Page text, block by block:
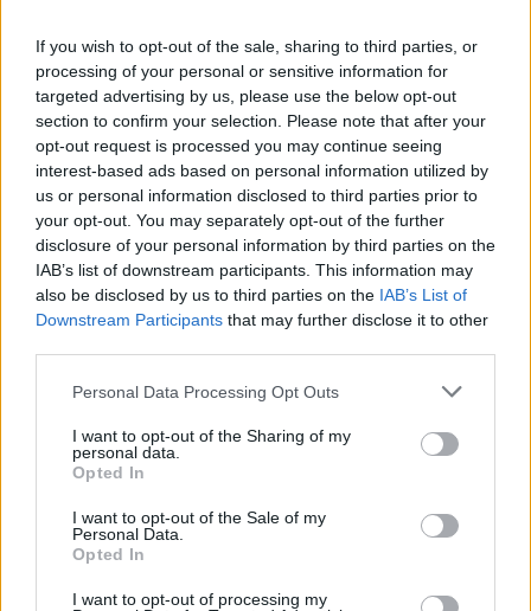
If you wish to opt-out of the sale, sharing to third parties, or
processing of your personal or sensitive information for
targeted advertising by us, please use the below opt-out
section to confirm your selection. Please note that after your
opt-out request is processed you may continue seeing
interest-based ads based on personal information utilized by
us or personal information disclosed to third parties prior to
your opt-out. You may separately opt-out of the further
disclosure of your personal information by third parties on the
IAB’s list of downstream participants. This information may
also be disclosed by us to third parties on the IAB’s List of
Downstream Participants that may further disclose it to other
Personal Data Processing Opt Outs
I want to opt-out of the Sharing of my
personal data.
Opted In
I want to opt-out of the Sale of my
Personal Data.
Opted In
I want to opt-out of processing my
Απελευθερωτικού Κινήματος (ΠΑΚ). Υπήρξε από
τα ιδρυτικά στελέχη του ΠΑΣΟΚ. Από τότε
συμμετείχε για πολλά χρόνια στα εκτελεστικά
γραφεία του κόμματος. Την περίοδο 1990 - 1994
διετέλεσε γραμματέας της Κεντρικής Επιτροπής
του ΠΑΣΟΚ, ενώ το 1995 εξελέγη αντιπρόεδρος
του Ευρωπαϊκού Σοσιαλιστικού Κόμματος.
Στις εκλογές του 1981 συμπεριλήφθηκε στο
βουλευτής στην Α' Θεσσαλονίκης.